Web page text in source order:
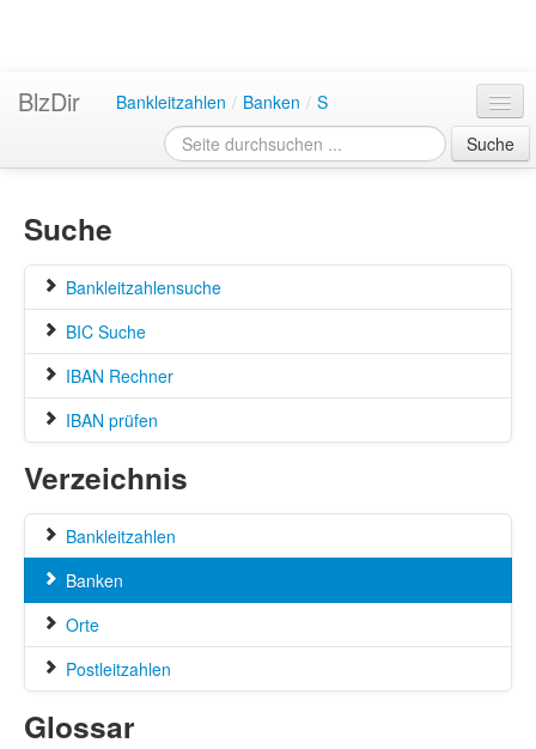
BlzDir Bankleitzahlen / Banken / S
Suche
Suche
Bankleitzahlensuche
BIC Suche
IBAN Rechner
IBAN prüfen
Verzeichnis
Bankleitzahlen
Banken
Orte
Postleitzahlen
Glossar